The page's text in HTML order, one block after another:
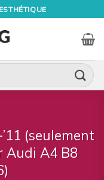
(seulement
Audi A4 B8